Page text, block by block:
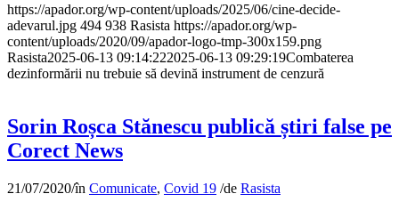
https://apador.org/wp-content/uploads/2025/06/cine-decide-
adevarul.jpg 494 938 Rasista https://apador.org/wp-
content/uploads/2020/09/apador-logo-tmp-300x159.png
Rasista2025-06-13 09:14:222025-06-13 09:29:19Combaterea
dezinformării nu trebuie să devină instrument de cenzură
Sorin Roșca Stănescu publică știri false pe
Corect News
21/07/2020/în Comunicate, Covid 19 /de Rasista